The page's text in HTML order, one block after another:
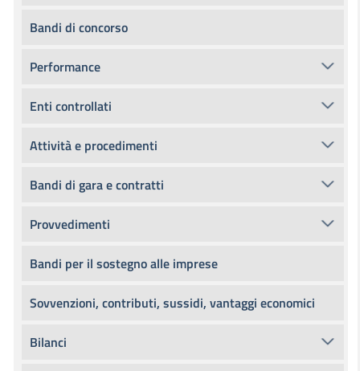
Bandi di concorso
Performance
Enti controllati
Attività e procedimenti
Bandi di gara e contratti
Provvedimenti
Bandi per il sostegno alle imprese
Sovvenzioni, contributi, sussidi, vantaggi economici
Bilanci